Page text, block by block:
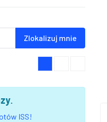
Zlokalizuj mnie
.
ISS!